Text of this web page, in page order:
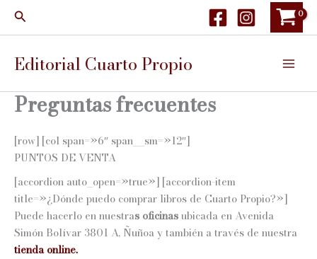
Buscar
Editorial Cuarto Propio
Preguntas frecuentes
[row] [col span=»6″ span__sm=»12″]
PUNTOS DE VENTA
[accordion auto_open=»true»] [accordion-item
title=»¿Dónde puedo comprar libros de Cuarto Propio?»]
Puede hacerlo en nuestras oficinasubicada en Avenida
Simón Bolívar 3801 A, Ñuñoa y también a través de nuestra
tienda online.